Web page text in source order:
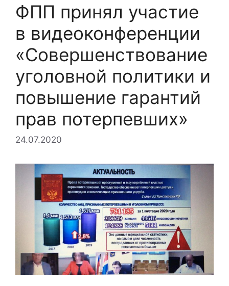
ФПП принял участие
в видеоконференции
«Совершенствование
уголовной политики и
повышение гарантий
прав потерпевших»
24.07.2020